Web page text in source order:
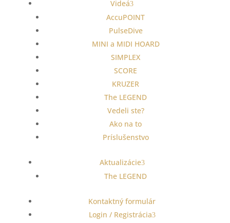
Videá
AccuPOINT
PulseDive
MINI a MIDI HOARD
SIMPLEX
SCORE
KRUZER
The LEGEND
Vedeli ste?
Ako na to
Príslušenstvo
Aktualizácie
The LEGEND
Kontaktný formulár
Login / Registrácia